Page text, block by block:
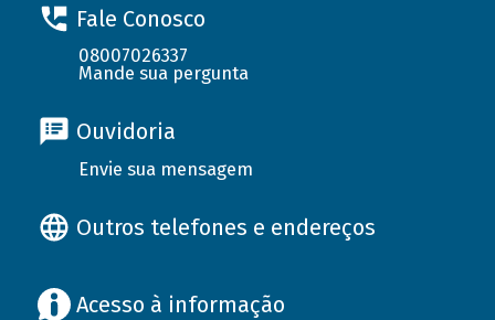
Fale Conosco
08007026337
Mande sua pergunta
Ouvidoria
Envie sua mensagem
Outros telefones e endereços
Acesso à informação